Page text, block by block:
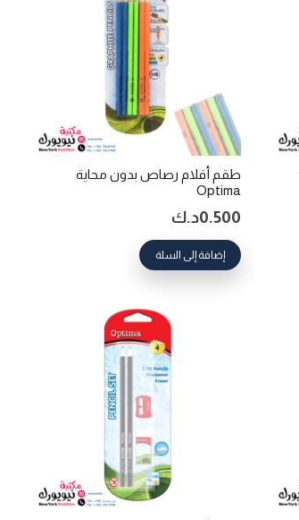
طقم أقلام رصاص بدون محاية
Optima
0.500د.ك
إضافة إلى السلة